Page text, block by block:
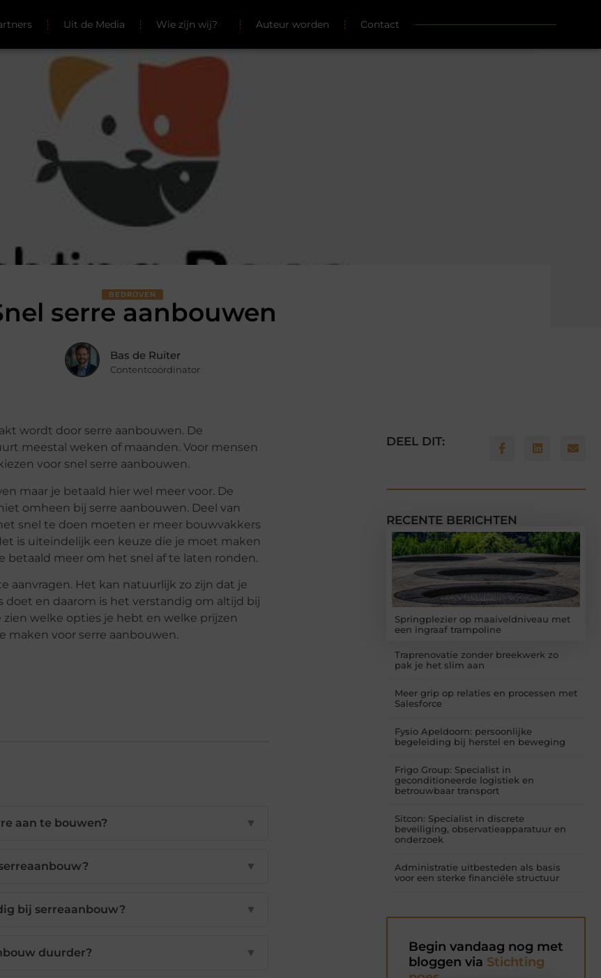
Uit de Media Wie zijn wij? Auteur worden Contact
BEDRIJVEN
serre aanbouwen
Bas de Ruiter
Contentcoördinator
wordt door serre aanbouwen. De
meestal weken of maanden. Voor mensen
voor snel serre aanbouwen.
maar je betaald hier wel meer voor. De
omheen bij serre aanbouwen. Deel van
snel te doen moeten er meer bouwvakkers
is uiteindelijk een keuze die je moet maken
betaald meer om het snel af te laten ronden.
aanvragen. Het kan natuurlijk zo zijn dat je
en daarom is het verstandig om altijd bij
welke opties je hebt en welke prijzen
maken voor serre aanbouwen.
aan te bouwen? ▼
▼
bij serreaanbouw? ▼
duurder? ▼
DEEL DIT:
RECENTE BERICHTEN
Springplezier op maaiveldniveau met
een ingraaf trampoline
Traprenovatie zonder breekwerk zo
pak je het slim aan
Meer grip op relaties en processen met
Salesforce
Fysio Apeldoorn: persoonlijke
begeleiding bij herstel en beweging
Frigo Group: Specialist in
geconditioneerde logistiek en
betrouwbaar transport
Sitcon: Specialist in discrete
beveiliging, observatieapparatuur en
onderzoek
Administratie uitbesteden als basis
voor een sterke financiële structuur
Begin vandaag nog met
bloggen via Stichting